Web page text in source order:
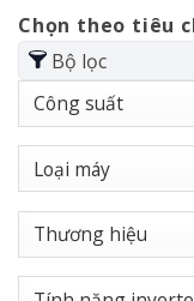
Chọn theo tiêu
Bộ lọc